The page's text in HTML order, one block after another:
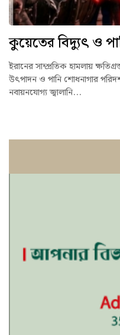
কুয়েতের বিদ্যুৎ ও
ইরানের সাম্প্রতিক হামলায়
উৎপাদন ও পানি শোধনাগার
নবায়নযোগ্য জ্বালানি...